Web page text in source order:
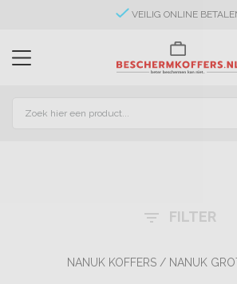
VEILIG ONLINE
filter_list FILTER
NANUK KOFFERS / NANUK